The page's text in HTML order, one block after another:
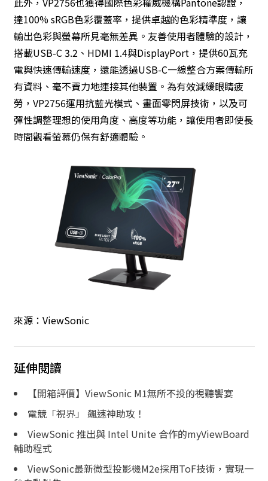
達100% sRGB色彩覆蓋率，提供卓越的色彩精準度，讓
輸出色彩與螢幕所見毫無差異。友善使用者體驗的設計，
搭載USB-C 3.2、HDMI 1.4與DisplayPort，提供60瓦充
電與快速傳輸速度，還能透過USB-C一線整合方案傳輸所
有資料、毫不費力地連接其他裝置。為有效減緩眼睛疲
勞，VP2756運用抗藍光模式、畫面零閃屏技術，以及可
彈性調整理想的使用角度、高度等功能，讓使用者即使長
時間觀看螢幕仍保有舒適體驗。
來源： ViewSonic
延伸閱讀
【開箱評價】ViewSonic M1無所不投的視聽饗宴
電競「視界」 飆速神助攻！
ViewSonic 推出與 Intel Unite 合作的myViewBoard
輔助程式
ViewSonic最新微型投影機M2e採用ToF技術，實現一